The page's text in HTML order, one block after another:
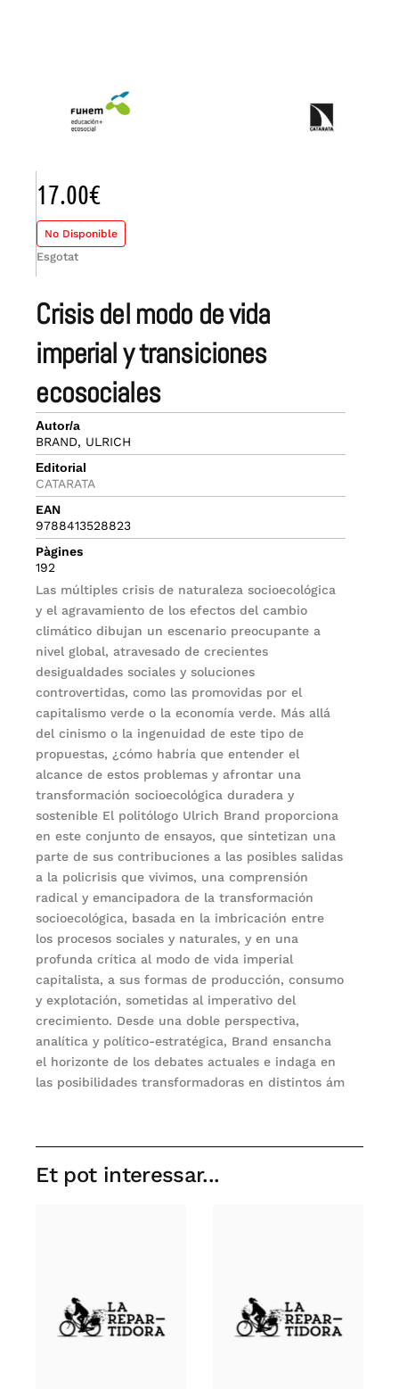
crisis del modo de vida
imperial y transiciones
ecosociales
Autor/a
BRAND, ULRICH
Editorial
CATARATA
EAN
9788413528823
Pàgines
192
Las múltiples crisis de naturaleza socioecológica
y el agravamiento de los efectos del cambio
climático dibujan un escenario preocupante a
nivel global, atravesado de crecientes
desigualdades sociales y soluciones
controvertidas, como las promovidas por el
capitalismo verde o la economía verde. Más allá
del cinismo o la ingenuidad de este tipo de
propuestas, ¿cómo habría que entender el
alcance de estos problemas y afrontar una
transformación socioecológica duradera y
sostenible El politólogo Ulrich Brand proporciona
en este conjunto de ensayos, que sintetizan una
parte de sus contribuciones a las posibles salidas
a la policrisis que vivimos, una comprensión
radical y emancipadora de la transformación
socioecológica, basada en la imbricación entre
los procesos sociales y naturales, y en una
profunda crítica al modo de vida imperial
capitalista, a sus formas de producción, consumo
y explotación, sometidas al imperativo del
crecimiento. Desde una doble perspectiva,
analítica y político-estratégica, Brand ensancha
el horizonte de los debates actuales e indaga en
las posibilidades transformadoras en distintos ám
17.00€
No Disponible
Esgotat
Et pot interessar...